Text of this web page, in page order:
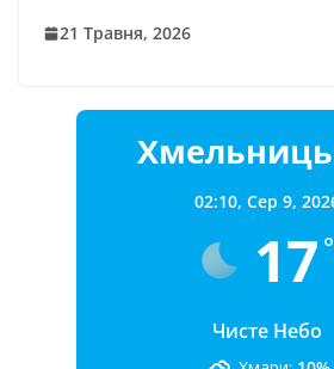
21 Травня, 2026
02:10, Сер 9,
17
Чисте Небо